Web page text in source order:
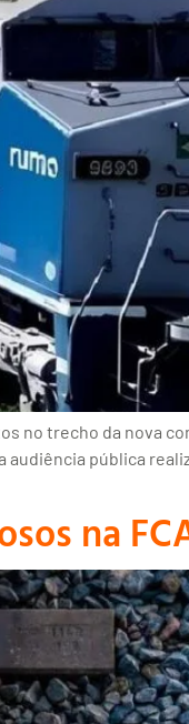
no trecho da nova
pública
na